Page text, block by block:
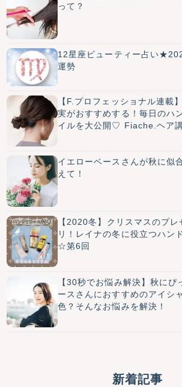
って？
12星座ビューティー占い
運勢
【F.プロフェッショナル連載
実がおすすめする！毎日のハ
イルを大公開♡ Fiache.ヘア
イエローベースさんが秋に似
えて！
【2020冬】クリスマスのプレ
リ！レイナの冬に役立つハン
☆第6回
【30秒でお悩み解決】秋にぴ
ースさんにおすすめのアイシ
色？そんなお悩みを解決！
新着記事